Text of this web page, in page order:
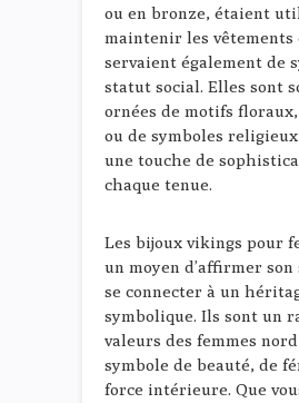
ou en bronze, étaient
maintenir les vêtements
servaient également de
statut social. Elles sont
ornées de motifs floraux,
ou de symboles
une touche de
chaque tenue.
Les bijoux vikings pour
un moyen d’affirmer
se connecter à un
symbolique. Ils sont un
valeurs des femmes
symbole de beauté, de
force intérieure. Que